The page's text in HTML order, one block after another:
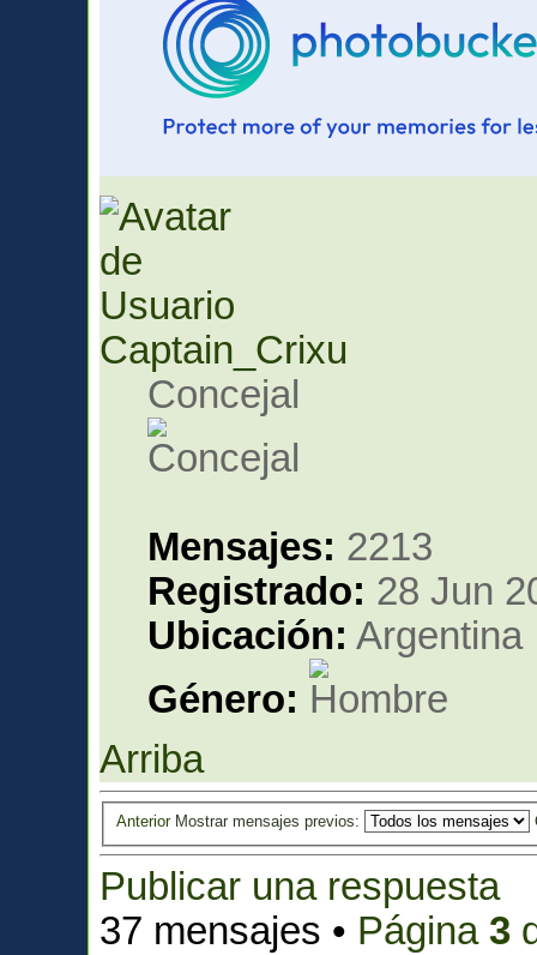
Captain_Crixu
Concejal
Mensajes: 2213
Registrado: 28 Jun
Ubicación: Argentina
Género:
Arriba
Anterior Mostrar mensajes previos:
Publicar una respuesta
37 mensajes • Página3